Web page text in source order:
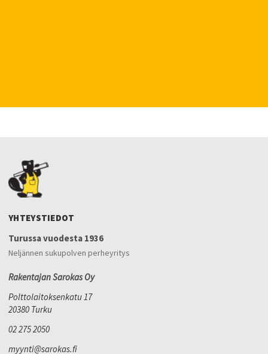
YHTEYSTIEDOT
Turussa vuodesta 1936
Neljännen sukupolven perheyritys
Rakentajan Sarokas Oy
Polttolaitoksenkatu 17
20380 Turku
02 275 2050
myynti@sarokas.fi